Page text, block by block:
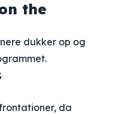
the
dukker op og
da